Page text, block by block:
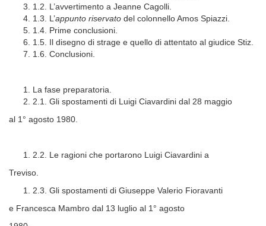
1.2. L’avvertimento a Jeanne Cagolli.
1.3. L’appunto riservato del colonnello Amos Spiazzi.
1.4. Prime conclusioni.
1.5. Il disegno di strage e quello di attentato al giudice Stiz.
1.6. Conclusioni.
La fase preparatoria.
2.1. Gli spostamenti di Luigi Ciavardini dal 28 maggio
al 1° agosto 1980.
2.2. Le ragioni che portarono Luigi Ciavardini a
Treviso.
2.3. Gli spostamenti di Giuseppe Valerio Fioravanti
e Francesca Mambro dal 13 luglio al 1° agosto